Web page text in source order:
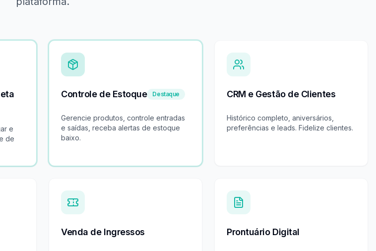
e
de
Controle de Estoque Destaque
Gerencie produtos, controle entradas
e saídas, receba alertas de estoque
baixo.
CRM e Gestão de Clientes
Histórico completo, aniversários,
preferências e leads. Fidelize clientes.
Venda de Ingressos Prontuário Digital